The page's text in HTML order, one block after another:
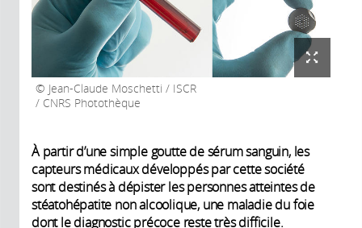
Jean-Claude Moschetti / ISCR
/ CNRS Photothèque
À partir d’une simple goutte de sérum sanguin, les
capteurs médicaux développés par cette société
sont destinés à dépister les personnes atteintes de
stéatohépatite non alcoolique, une maladie du foie
dont le diagnostic précoce reste très difficile.